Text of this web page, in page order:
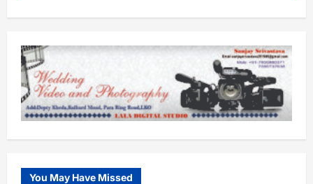
You May Have Missed